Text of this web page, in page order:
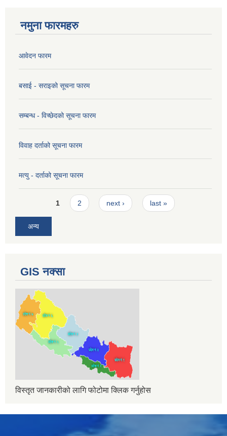
नमुना फारमहरु
आवेदन फारम
बसाई - सराइको सूचना फारम
सम्बन्ध - विच्छेदको सूचना फारम
विवाह दर्ताको सूचना फारम
मत्यु - दर्ताको सूचना फारम
Pages1 2 next › last »
अन्य
GIS नक्सा
विस्तृत जानकारीको लागि फोटोमा क्लिक गर्नुहोस